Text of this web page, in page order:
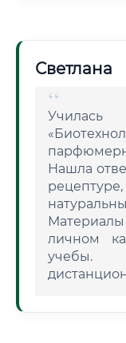
Светлана
Нашла
личном